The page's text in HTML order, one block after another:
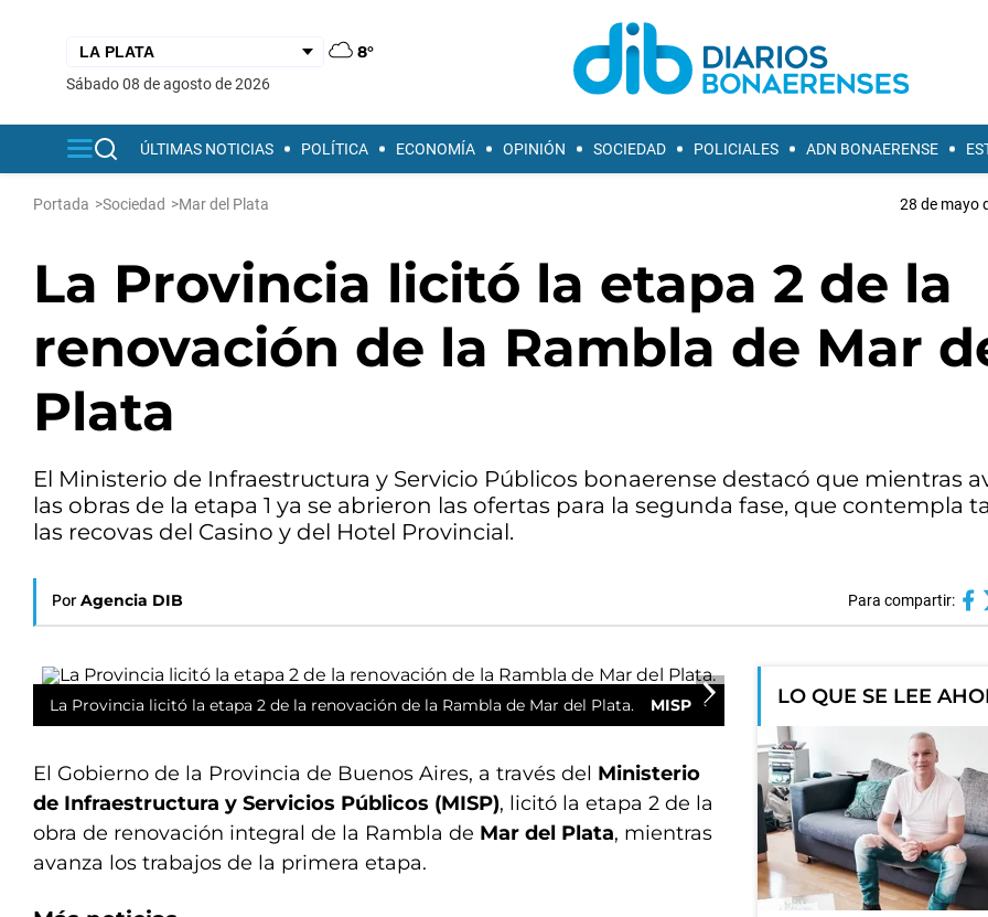
8°
sábado 08 de agosto de 2026
ÚLTIMAS NOTICIAS POLÍTICA ECONOMÍA OPINIÓN SOCIEDAD POLICIALES ADN BONAERENSE
Portada >Sociedad >Mar del Plata 28 de mayo
La Provincia licitó la etapa 2 de la
renovación de la Rambla de Mar
Plata
El Ministerio de Infraestructura y Servicio Públicos bonaerense destacó que mientras
las obras de la etapa 1 ya se abrieron las ofertas para la segunda fase, que contempla
las recovas del Casino y del Hotel Provincial.
Por Agencia DIB Para compartir:
La Provincia licitó la etapa 2 de la renovación de la Rambla de Mar del Plata. MISP
El Gobierno de la Provincia de Buenos Aires, a través del Ministerio
de Infraestructura y Servicios Públicos (MISP), licitó la etapa 2 de la
obra de renovación integral de la Rambla de Mar del Plata, mientras
avanza los trabajos de la primera etapa.
LO QUE SE LEE